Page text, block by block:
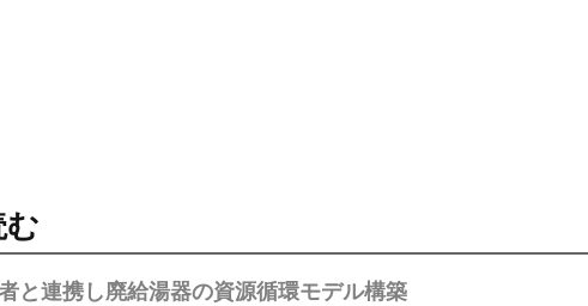
と連携し廃給湯器の資源循環モデル構築